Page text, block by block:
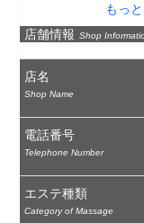
もっ
店舗情報 Shop
店名
Shop Name
電話番号
Telephone Number
エステ種類
Category of Massage